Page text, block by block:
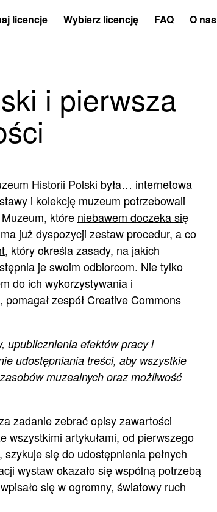
licencje Wybierz licencję FAQ O nas
i pierwsza
Historii Polski była… internetowa
i kolekcję muzeum potrzebowali
które niebawem doczeka się
już dyspozycji zestaw procedur, a co
, który określa zasady, na jakich
je swoim odbiorcom. Nie tylko
do ich wykorzystywania i
zespół Creative Commons
upublicznienia efektów pracy i
udostępniania treści, aby wszystkie
muzealnych oraz możliwość
zadanie zebrać opisy zawartości
wszystkimi artykułami, od pierwszego
się do udostępnienia pełnych
wystaw okazało się wspólną potrzebą
się w ogromny, światowy ruch